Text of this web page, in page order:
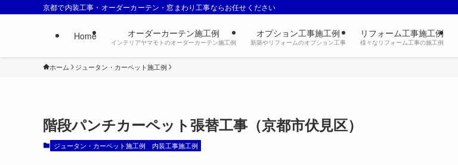
京都で内装工事・オーダーカーテン・窓まわり工事ならお任せください
Home オーダーカーテン施工例
インテリアヤマモトのオーダーカーテン施工例
オプション工事施工例
新築やリフォームのオプション工事
リフォーム工事施工例
様々なリフォーム工事の施工例
ホーム ジュータン・カーペット施工例
階段パンチカーペット張替工事（京都市伏見区）
ジュータン・カーペット施工例 内装工事施工例